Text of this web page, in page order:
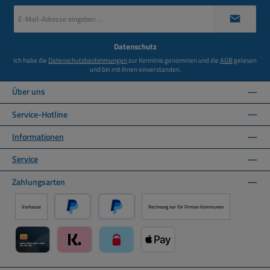
Mail-
Datenschutz
Ich habe die Datenschutzbestimmungenzur Kenntnis genommen und dieAGBgelesen
und bin mit ihnen einverstanden.
Über uns
Service-Hotline
Informationen
Service
Zahlungsarten
Vorkasse
PayPal Später Bezahlen über PayPal
Rechnung nur für Firmen Kommunen